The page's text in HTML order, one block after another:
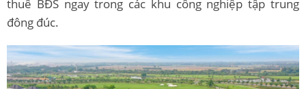
thuê BĐS ngay trong các khu công nghiệp tập trung
đông đúc.